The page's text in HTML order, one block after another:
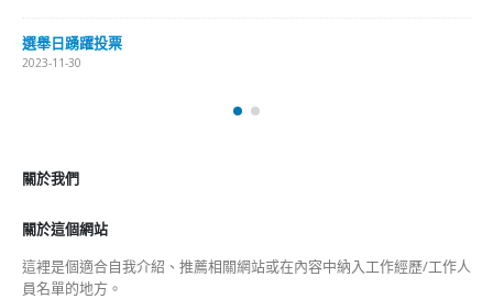
選舉日踴躍投票
2023-11-30
關於我們
關於這個網站
這裡是個適合自我介紹、推薦相關網站或在內容中納入工作經歷/工作人
員名單的地方。